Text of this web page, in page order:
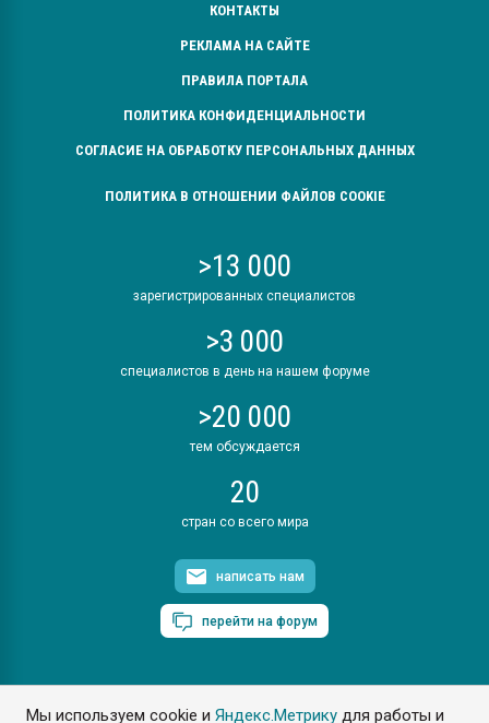
Мы используем cookie иЯндекс.Метрику для работы и
КОНТАКТЫ
РЕКЛАМА НА САЙТЕ
ПРАВИЛА ПОРТАЛА
ПОЛИТИКА КОНФИДЕНЦИАЛЬНОСТИ
СОГЛАСИЕ НА ОБРАБОТКУ ПЕРСОНАЛЬНЫХ ДАННЫХ
ПОЛИТИКА В ОТНОШЕНИИ ФАЙЛОВ COOKIE
>13 000
зарегистрированных специалистов
>3 000
специалистов в день на нашем форуме
>20 000
тем обсуждается
20
стран со всего мира
написать нам
перейти на форум
ПластЭксперт © 2006. Все права защищены